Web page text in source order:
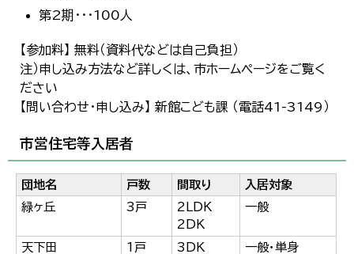
第2期・・・100人
【参加料】 無料（資料代などは自己負担）
注）申し込み方法など詳しくは、市ホームページをご覧く
ださい
【問い合わせ・申し込み】 新館こども課 （電話41-3149）
市営住宅等入居者
団地名 戸数 間取り
入居対象
緑ヶ丘
3戸
2LDK
2DK
一般
天下田 1戸 3DK
一般・単身